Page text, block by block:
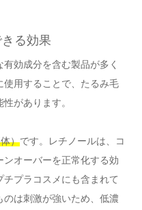
る効果
効成分を含む製品が多く
用することで、たるみ毛
があります。
）です。レチノールは、コ
オーバーを正常化する効
プラコスメにも含まれて
は刺激が強いため、低濃